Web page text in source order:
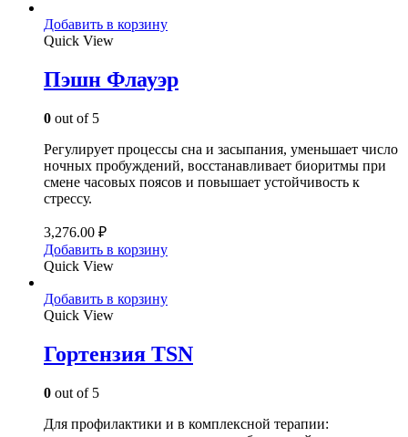
Добавить в корзину
Quick View
Пэшн Флауэр
0 out of 5
Регулирует процессы сна и засыпания, уменьшает число
ночных пробуждений, восстанавливает биоритмы при
смене часовых поясов и повышает устойчивость к
стрессу.
3,276.00 ₽
Добавить в корзину
Quick View
Добавить в корзину
Quick View
Гортензия TSN
0 out of 5
Для профилактики и в комплексной терапии: